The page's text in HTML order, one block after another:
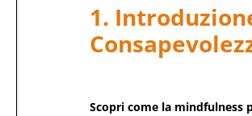
1.
Scopri come la